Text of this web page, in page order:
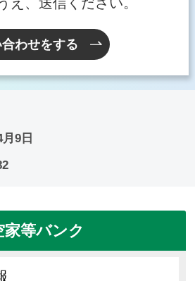
わせをする
9日
家等バンク